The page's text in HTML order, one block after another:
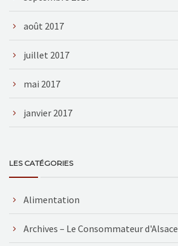
août 2017
juillet 2017
mai 2017
janvier 2017
LES CATÉGORIES
Alimentation
Archives – Le Consommateur d'Alsace